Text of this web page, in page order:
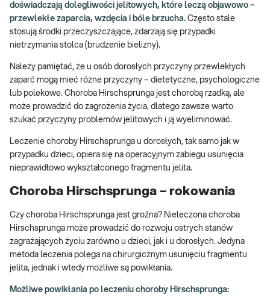
doświadczają dolegliwości jelitowych, które leczą objawowo –
przewlekłe zaparcia, wzdęcia i bóle brzucha. Często stale
stosują środki przeczyszczające, zdarzają się przypadki
nietrzymania stolca (brudzenie bielizny).
Należy pamiętać, że u osób dorosłych przyczyny przewlekłych
zaparć mogą mieć różne przyczyny – dietetyczne, psychologiczne
lub polekowe. Choroba Hirschsprunga jest chorobą rzadką, ale
może prowadzić do zagrożenia życia, dlatego zawsze warto
szukać przyczyny problemów jelitowych i ją wyeliminować.
Leczenie choroby Hirschsprunga u dorosłych, tak samo jak w
przypadku dzieci, opiera się na operacyjnym zabiegu usunięcia
nieprawidłowo wykształconego fragmentu jelita.
Choroba Hirschsprunga – rokowania
Czy choroba Hirschsprunga jest groźna? Nieleczona choroba
Hirschsprunga może prowadzić do rozwoju ostrych stanów
zagrażających życiu zarówno u dzieci, jak i u dorosłych. Jedyna
metoda leczenia polega na chirurgicznym usunięciu fragmentu
jelita, jednak i wtedy możliwe są powikłania.
Możliwe powikłania po leczeniu choroby Hirschsprunga: